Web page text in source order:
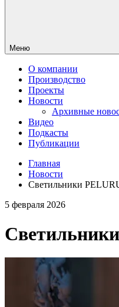
Меню
О компании
Производство
Проекты
Новости
Архивные
Видео
Подкасты
Публикации
Главная
Новости
Светильники
5 февраля 2026